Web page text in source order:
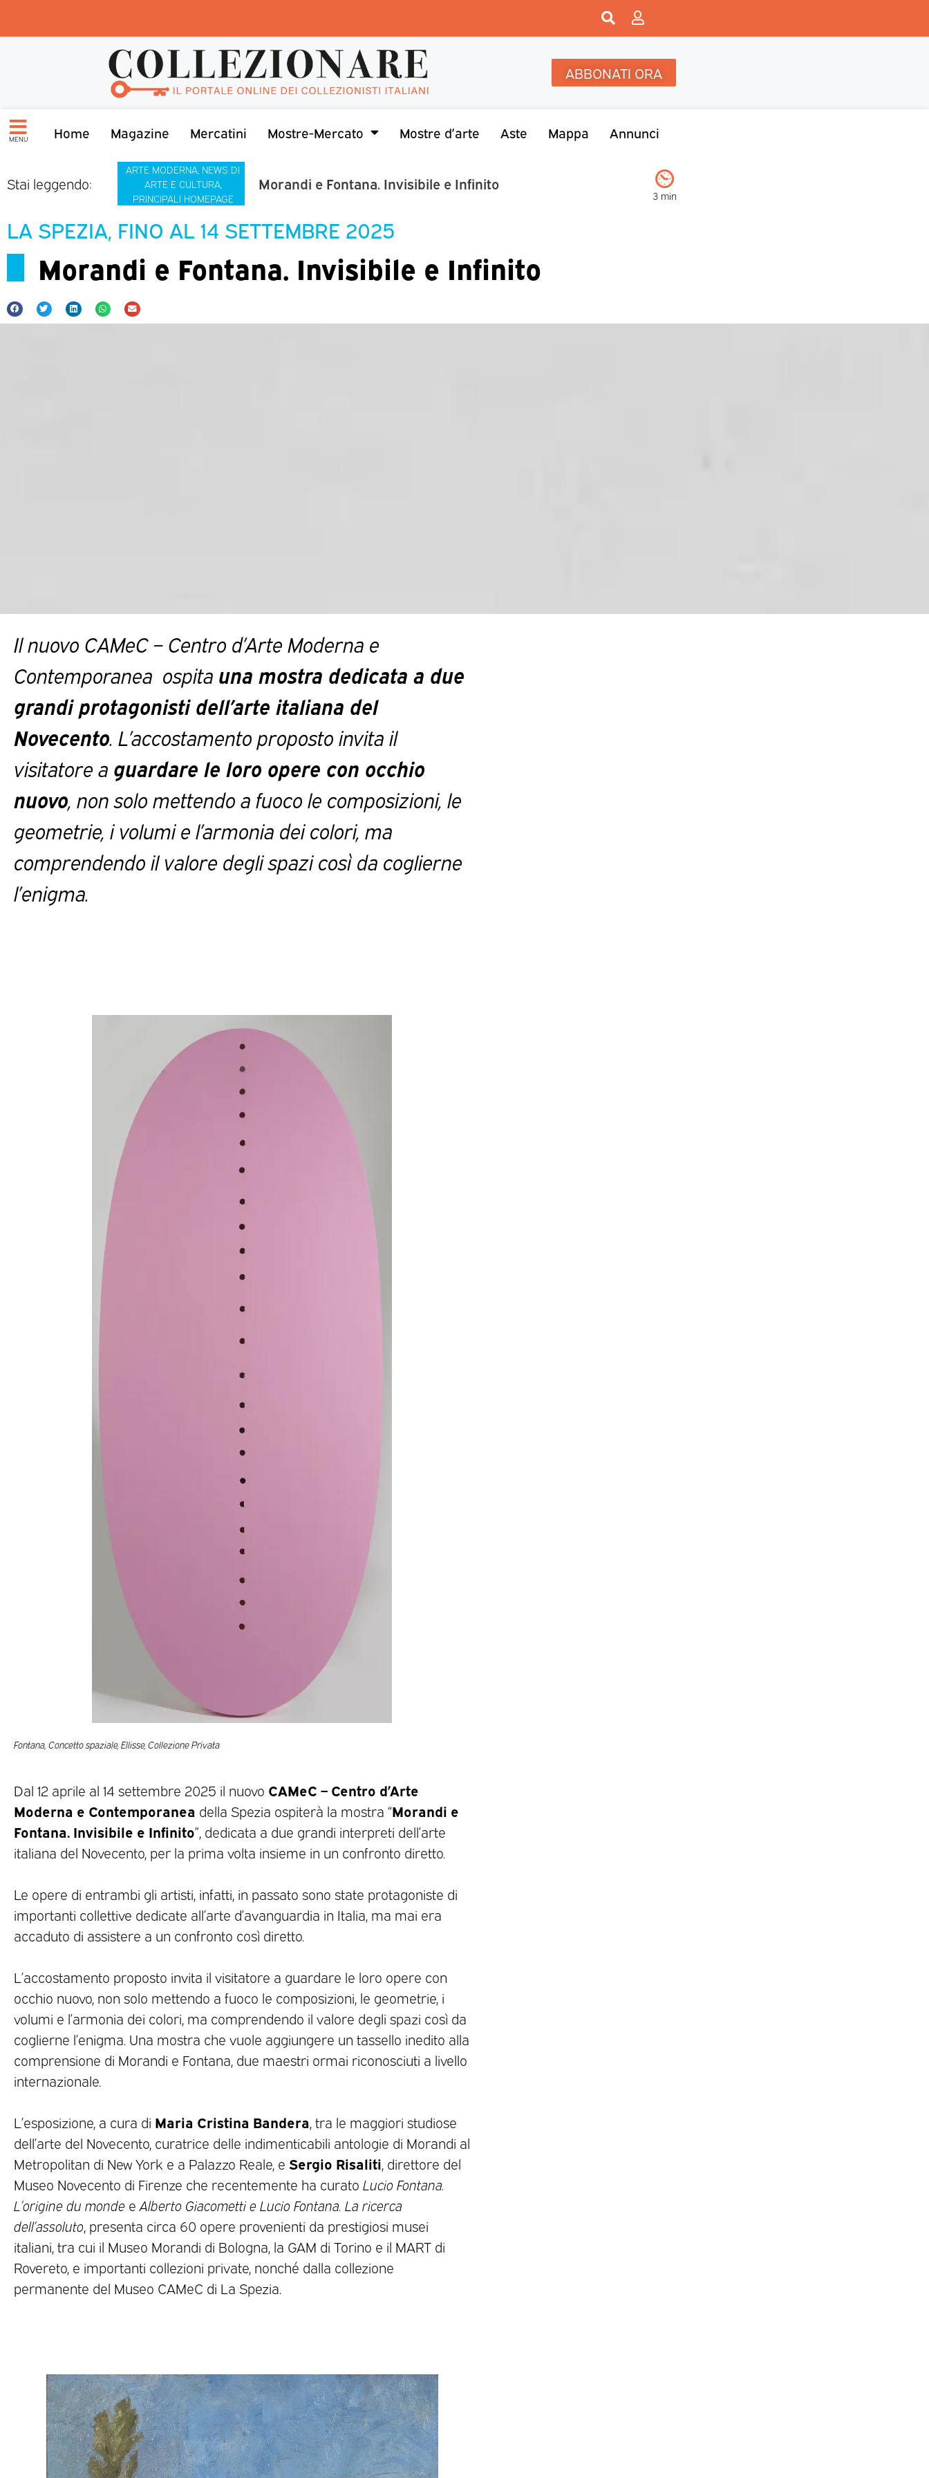
ABBONATI ORA
MENU Home Magazine Mercatini Mostre-Mercato Mostre d’arte Aste Mappa Annunci
Stai leggendo:
ARTE MODERNA NEWS DI
ARTE E CULTURA
PRINCIPALI HOMEPAGE
Morandi e Fontana. Invisibile e Infinito
3 min
LA SPEZIA, FINO AL 14 SETTEMBRE 2025
Morandi e Fontana. Invisibile e Infinito
Il nuovo CAMeC – Centro d’Arte Moderna e
Contemporanea ospita una mostra dedicata a due
grandi protagonisti dell’arte italiana del
Novecento. L’accostamento proposto invita il
visitatore a guardare le loro opere con occhio
nuovo, non solo mettendo a fuoco le composizioni, le
geometrie, i volumi e l’armonia dei colori, ma
comprendendo il valore degli spazi così da coglierne
l’enigma.
Fontana, Concetto spaziale, Ellisse, Collezione Privata
Dal 12 aprile al 14 settembre 2025 il nuovo CAMeC – Centro d’Arte
Moderna e Contemporanea della Spezia ospiterà la mostra “Morandi e
Fontana. Invisibile e Infinito”, dedicata a due grandi interpreti dell’arte
italiana del Novecento, per la prima volta insieme in un confronto diretto.
Le opere di entrambi gli artisti, infatti, in passato sono state protagoniste di
importanti collettive dedicate all’arte d’avanguardia in Italia, ma mai era
accaduto di assistere a un confronto così diretto.
L’accostamento proposto invita il visitatore a guardare le loro opere con
occhio nuovo, non solo mettendo a fuoco le composizioni, le geometrie, i
volumi e l’armonia dei colori, ma comprendendo il valore degli spazi così da
coglierne l’enigma. Una mostra che vuole aggiungere un tassello inedito alla
comprensione di Morandi e Fontana, due maestri ormai riconosciuti a livello
internazionale.
L’esposizione, a cura di Maria Cristina Bandera , tra le maggiori studiose
dell’arte del Novecento, curatrice delle indimenticabili antologie di Morandi al
Metropolitan di New York e a Palazzo Reale, e Sergio Risaliti , direttore del
Museo Novecento di Firenze che recentemente ha curato Lucio Fontana.
L’origine du monde e Alberto Giacometti e Lucio Fontana. La ricerca
dell’assoluto , presenta circa 60 opere provenienti da prestigiosi musei
italiani, tra cui il Museo Morandi di Bologna, la GAM di Torino e il MART di
Rovereto, e importanti collezioni private, nonché dalla collezione
permanente del Museo CAMeC di La Spezia.